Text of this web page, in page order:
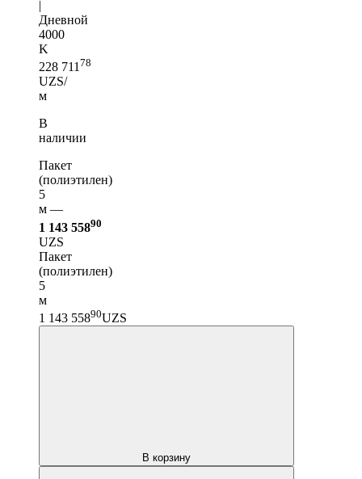
|
Дневной
4000
K
228 711 78
UZS/
м
В
наличии
Пакет
(полиэтилен)
5
м —
1 143 55890
UZS
Пакет
(полиэтилен)
5
м
1 143 55890UZS
В корзину